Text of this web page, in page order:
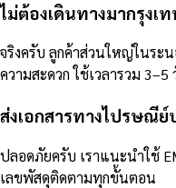
ไม่ต้องเดินทางมากรุงเ
จริงครับ ลูกค้าส่วนใหญ่ในระ
ความสะดวก ใช้เวลารวม 3–5
ส่งเอกสารทางไปรษณี
ปลอดภัยครับ เราแนะนำใช้
เลขพัสดุติดตามทุกขั้นตอน